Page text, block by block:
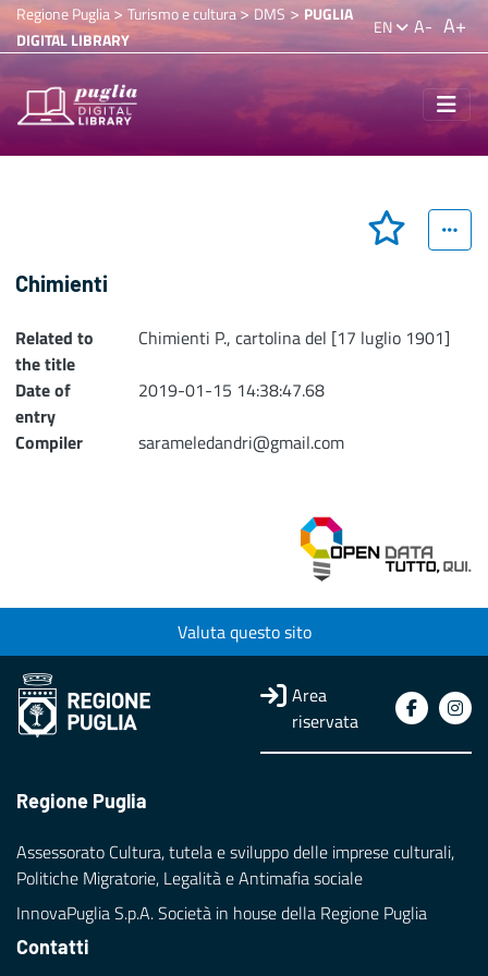
Regione Puglia> Turismo e cultura>DMS > PUGLIA
DIGITAL LIBRARY
EN A- A+
Chimienti
Related to
the title
Chimienti P., cartolina del [17 luglio 1901]
Date of
entry
2019-01-15 14:38:47.68
Compiler
sarameledandri@gmail.com
Valuta questo sito
Area
riservata
Regione Puglia
Assessorato Cultura, tutela e sviluppo delle imprese culturali,
Politiche Migratorie, Legalità e Antimafia sociale
InnovaPuglia S.p.A. Società in house della Regione Puglia
Contatti